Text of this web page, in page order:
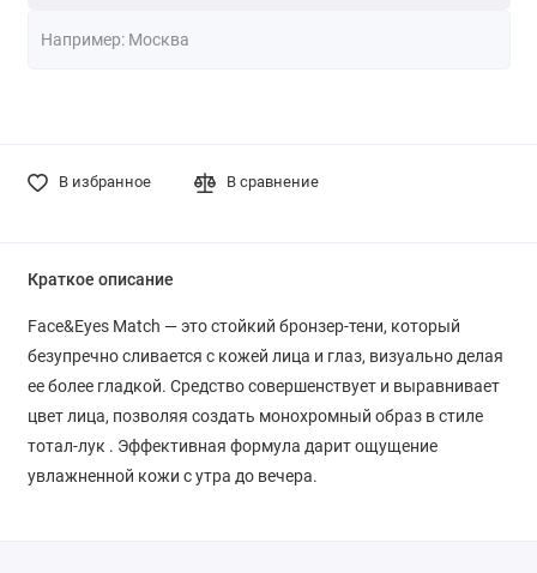
В избранное В сравнение
Краткое описание
Face&Eyes Match — это стойкий бронзер-тени, который
безупречно сливается с кожей лица и глаз, визуально делая
ее более гладкой. Средство совершенствует и выравнивает
цвет лица, позволяя создать монохромный образ в стиле
тотал-лук . Эффективная формула дарит ощущение
увлажненной кожи с утра до вечера.